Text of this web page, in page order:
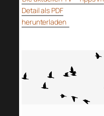
Detail als PDF
herunterladen